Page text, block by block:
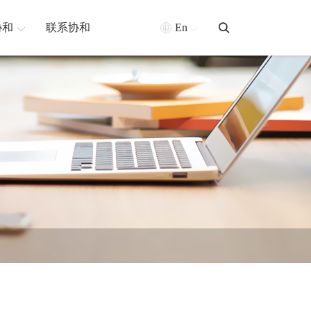
联系协和 En